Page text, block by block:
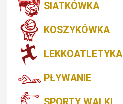
SIATKÓWKA
KOSZYKÓWKA
LEKKOATLETYKA
PŁYWANIE